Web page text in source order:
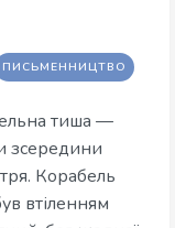
ПИСЬМЕННИЦТВО
тиша —
зсередини
Корабель
втіленням